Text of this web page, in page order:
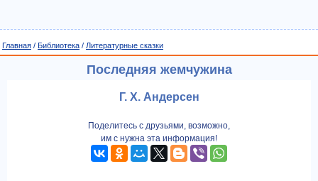
Главная / Библиотека / Литературные сказки
Последняя жемчужина
Г. Х. Андерсен
Поделитесь с друзьями, возможно,
им с нужна эта информация!